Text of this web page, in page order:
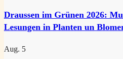
Draussen im Grünen 2026:
Lesungen in Planten un
Aug. 5